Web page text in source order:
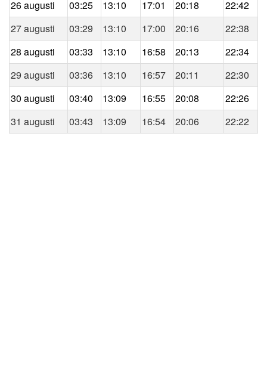
26 augusti 03:25 13:10 17:01 20:18
22:42
27 augusti
03:29 13:10 17:00 20:16
22:38
28 augusti
03:33 13:10 16:58 20:13
22:34
29 augusti
03:36 13:10 16:57 20:11
22:30
30 augusti
03:40 13:09 16:55 20:08
22:26
31 augusti
03:43 13:09 16:54 20:06 22:22